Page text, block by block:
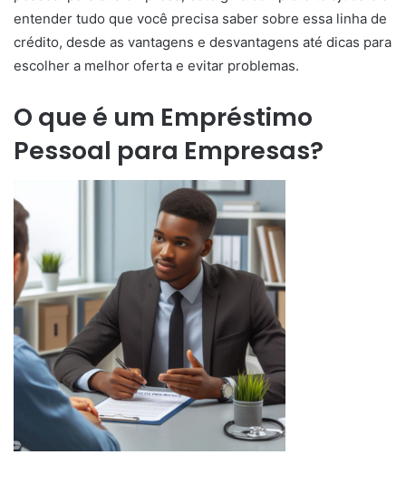
entender tudo que você precisa saber sobre essa linha de
crédito, desde as vantagens e desvantagens até dicas para
escolher a melhor oferta e evitar problemas.
O que é um Empréstimo
Pessoal para Empresas?